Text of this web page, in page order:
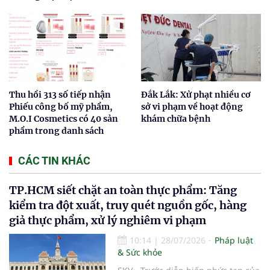
Thu hồi 313 số tiếp nhận
Phiếu công bố mỹ phẩm,
M.O.I Cosmetics có 40 sản
phẩm trong danh sách
Đắk Lắk: Xử phạt nhiều cơ
sở vi phạm về hoạt động
khám chữa bệnh
CÁC TIN KHÁC
TP.HCM siết chặt an toàn thực phẩm: Tăng
kiểm tra đột xuất, truy quét nguồn gốc, hàng
giả thực phẩm, xử lý nghiêm vi phạm
10:14 | 28/07/2026
Pháp luật
& Sức khỏe